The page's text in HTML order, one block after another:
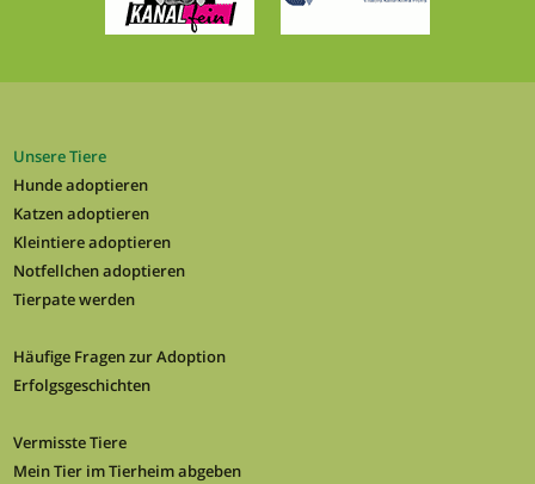
Unsere Tiere
Hunde adoptieren
Katzen adoptieren
Kleintiere adoptieren
Notfellchen adoptieren
Tierpate werden
Häufige Fragen zur Adoption
Erfolgsgeschichten
Vermisste Tiere
Mein Tier im Tierheim abgeben